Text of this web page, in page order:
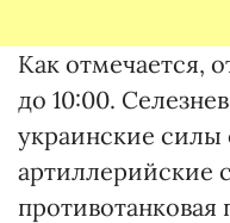
Как отмечается,
до 10:00.
украинские силы
артиллерийские